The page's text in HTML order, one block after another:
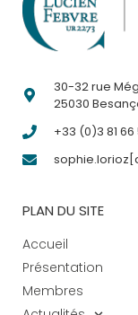
30-32 rue
25030
+33 (0)3 81 66
PLAN DU SITE
Accueil
Présentation
Membres